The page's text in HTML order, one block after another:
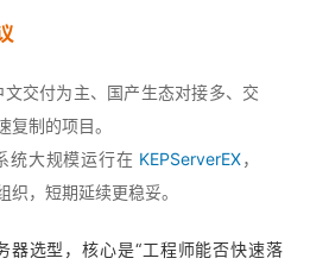
文交付为主、国产生态对接多、交
复制的项目。
统大规模运行在 KEPServerEX，
织，短期延续更稳妥。
器选型，核心是“工程师能否快速落